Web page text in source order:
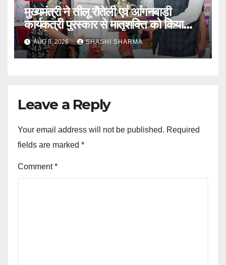
मुख्यमंत्री ने तीलू रौतेली एवं आंगनबाड़ी
कार्यकत्री पुरस्कार से मातृशक्ति को किया
सम्मानित
AUG 8, 2026 SHASHI SHARMA
Leave a Reply
Your email address will not be published. Required
fields are marked *
Comment*